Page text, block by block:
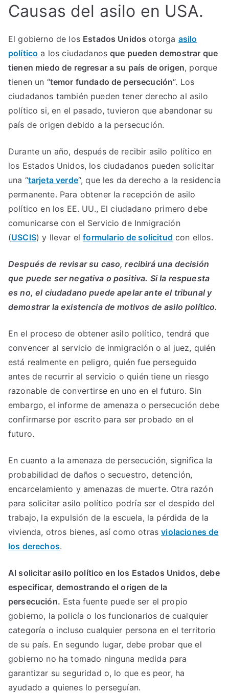
Causas del asilo en USA.
El gobierno de los Estados Unidos otorga asilo
político a los ciudadanosque pueden demostrar que
tienen miedo de regresar a su país de origen, porque
tienen un “temor fundado de persecución“. Los
ciudadanos también pueden tener derecho al asilo
político si, en el pasado, tuvieron que abandonar su
país de origen debido a la persecución.
Durante un año, después de recibir asilo político en
los Estados Unidos, los ciudadanos pueden solicitar
una “tarjeta verde“, que les da derecho a la residencia
permanente. Para obtener la recepción de asilo
político en los EE. UU., El ciudadano primero debe
comunicarse con el Servicio de Inmigración
(USCIS) y llevar elformulario de solicitud con ellos.
Después de revisar su caso, recibirá una decisión
que puede ser negativa o positiva. Si la respuesta
es no, el ciudadano puede apelar ante el tribunal y
demostrar la existencia de motivos de asilo político.
En el proceso de obtener asilo político, tendrá que
convencer al servicio de inmigración o al juez, quién
está realmente en peligro, quién fue perseguido
antes de recurrir al servicio o quién tiene un riesgo
razonable de convertirse en uno en el futuro. Sin
embargo, el informe de amenaza o persecución debe
confirmarse por escrito para ser probado en el
futuro.
En cuanto a la amenaza de persecución, significa la
probabilidad de daños o secuestro, detención,
encarcelamiento y amenazas de muerte. Otra razón
para solicitar asilo político podría ser el despido del
trabajo, la expulsión de la escuela, la pérdida de la
vivienda, otros bienes, así como otrasviolaciones de
los derechos.
Al solicitar asilo político en los Estados Unidos, debe
especificar, demostrando el origen de la
persecución. Esta fuente puede ser el propio
gobierno, la policía o los funcionarios de cualquier
categoría o incluso cualquier persona en el territorio
de su país. En segundo lugar, debe probar que el
gobierno no ha tomado ninguna medida para
garantizar su seguridad o, lo que es peor, ha
ayudado a quienes lo perseguían.